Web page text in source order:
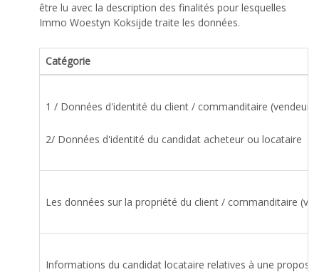
être lu avec la description des finalités pour lesquelles
Immo Woestyn Koksijde traite les données.
Catégorie
1 / Données d'identité du client / commanditaire (vendeur
2/ Données d'identité du candidat acheteur ou locataire
Les données sur la propriété du client / commanditaire
Informations du candidat locataire relatives à une